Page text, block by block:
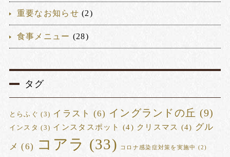
重要なお知らせ (2)
食事メニュー (28)
タグ
とらふぐ (3) イラスト (6) イングランドの丘 (9)
インスタ (3) インスタスポット (4) クリスマス (4) グル
メ (6) コアラ (33) コロナ感染症対策を実施中 (2)